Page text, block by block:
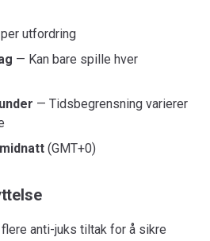
per utfordring
— Kan bare spille hver
— Tidsbegrensning varierer
(GMT+0)
anti-juks tiltak for å sikre